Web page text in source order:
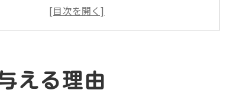
しゃれな書道アートの選び方と効果
に合う書道アートの具体的な特徴とは
かす玄関のインテリア書道術
視点で選ぶ玄関の書道アートのポイント
える理由